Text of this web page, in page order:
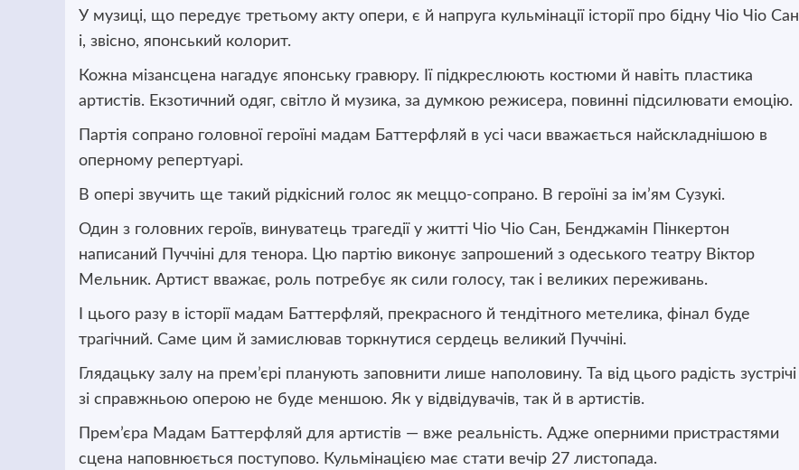
У музиці, що передує третьому акту опери, є й напруга кульмінації історії про бідну Чіо Чіо Сан
і, звісно, японський колорит.
Кожна мізансцена нагадує японську гравюру. Ії підкреслюють костюми й навіть пластика
артистів. Екзотичний одяг, світло й музика, за думкою режисера, повинні підсилювати емоцію.
Партія сопрано головної героїні мадам Баттерфляй в усі часи вважається найскладнішою в
оперному репертуарі.
В опері звучить ще такий рідкісний голос як меццо-сопрано. В героїні за ім’ям Сузукі.
Один з головних героїв, винуватець трагедії у житті Чіо Чіо Сан, Бенджамін Пінкертон
написаний Пуччіні для тенора. Цю партію виконує запрошений з одеського театру Віктор
Мельник. Артист вважає, роль потребує як сили голосу, так і великих переживань.
І цього разу в історії мадам Баттерфляй, прекрасного й тендітного метелика, фінал буде
трагічний. Саме цим й замислював торкнутися сердець великий Пуччіні.
Глядацьку залу на прем’єрі планують заповнити лише наполовину. Та від цього радість зустрічі
зі справжньою оперою не буде меншою. Як у відвідувачів, так й в артистів.
Прем’єра Мадам Баттерфляй для артистів — вже реальність. Адже оперними пристрастями
сцена наповнюється поступово. Кульмінацією має стати вечір 27 листопада.